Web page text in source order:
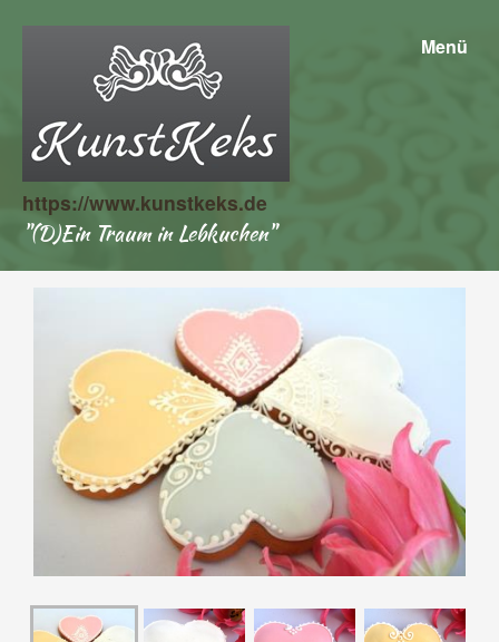
https://www.kunstkeks.de
"(D)Ein Traum in Lebkuchen"
Menü